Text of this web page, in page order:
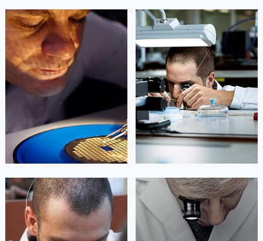
浙江省嘉兴市南湖区广益路705号嘉兴世界贸易中心A座13层1304室天梭售后服务中心（需提前预约）
浙江省金华市金东区东市南街777号金华万达广场4号楼22楼2209室天梭售后服务中心（需提前预约）
浙江省丽水市莲都区解放街天梭售后服务中心（需提前预约）
浙江省宁波市江北区大闸南路500号来福士广场办公楼20层2009室天梭售后服务中心（需提前预约）
浙江省衢州市柯城区上街天梭售后服务中心（需提前预约）
浙江省绍兴市越城区胜利东路379号世茂天际中心写字楼8层805室天梭售后服务中心（需提前预约）
浙江省舟山市定海区解放东路天梭售后服务中心（需提前预约）
澳门特别行政区风顺堂区南湾大马路天梭售后服务中心（需提前预约）
澳门特别行政区花王堂区大三巴商圈天梭售后服务中心（需提前预约）
澳门特别行政区嘉模堂区官也街天梭售后服务中心（需提前预约）
澳门省路氹城市金光大道天梭售后服务中心（需提前预约）
凯罗尔·切尔西
资深天梭技师
是天梭售后维修服务中心
(天梭维修保养中心)
的高级技师之一
Beijing Tissot Maintain center
北京天梭维修
达芙妮·克劳迪娅
资深天梭技师
是天梭售后维修服务中心
(天梭维修保养中心)
的高级技师之一
Shanghai Tissot Maintain center
 上海天梭维修
艾德琳·亚历桑德拉
资深天梭技师
是天梭售后维修服务中心
(天梭维修保养中心)
的高级技师之一
艾莉森·安吉莉亚
资深天梭技师
是天梭售后维修服务中心
(天梭维修保养中心)
的高级技师之一